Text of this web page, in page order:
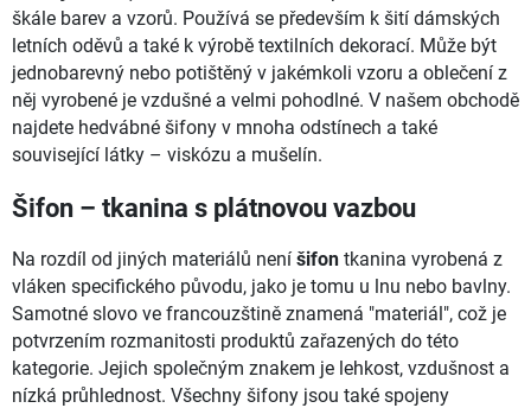
škále barev a vzorů. Používá se především k šití dámských
letních oděvů a také k výrobě textilních dekorací. Může být
jednobarevný nebo potištěný v jakémkoli vzoru a oblečení z
něj vyrobené je vzdušné a velmi pohodlné. V našem obchodě
najdete hedvábné šifony v mnoha odstínech a také
související látky – viskózu a mušelín.
Šifon – tkanina s plátnovou vazbou
Na rozdíl od jiných materiálů není šifon tkanina vyrobená z
vláken specifického původu, jako je tomu u lnu nebo bavlny.
Samotné slovo ve francouzštině znamená "materiál", což je
potvrzením rozmanitosti produktů zařazených do této
kategorie. Jejich společným znakem je lehkost, vzdušnost a
nízká průhlednost. Všechny šifony jsou také spojeny